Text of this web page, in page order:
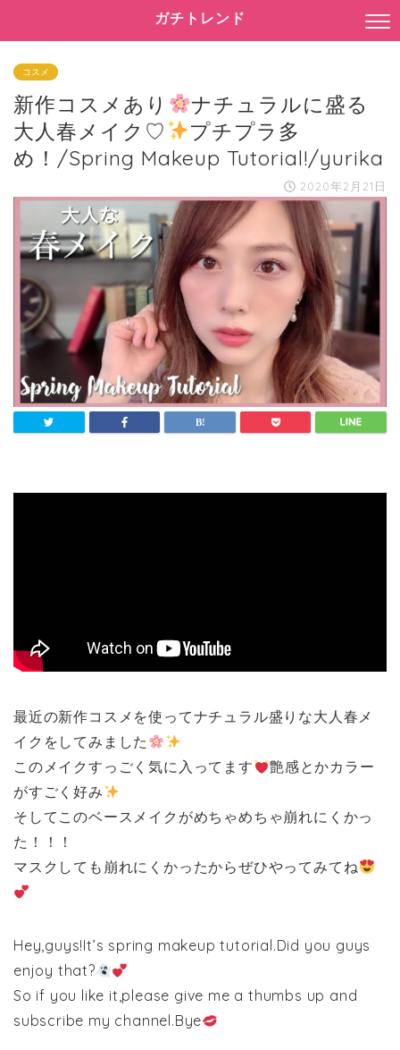
ガチトレンド
コスメ
新作コスメあり
ナチュラルに盛る
大人春メイク♡
プチプラ多
め！/Spring Makeup Tutorial!/yurika
2020年2月21日
最近の新作コスメを使ってナチュラル盛りな大人春メ
イクをしてみました
このメイクすっごく気に入ってます
艶感とかカラー
がすごく好み
そしてこのベースメイクがめちゃめちゃ崩れにくかっ
た！！！
マスクしても崩れにくかったからぜひやってみてね
Hey,guys!It’s spring makeup tutorial.Did you guys
enjoy that?
So if you like it,please give me a thumbs up and
subscribe my channel.Bye